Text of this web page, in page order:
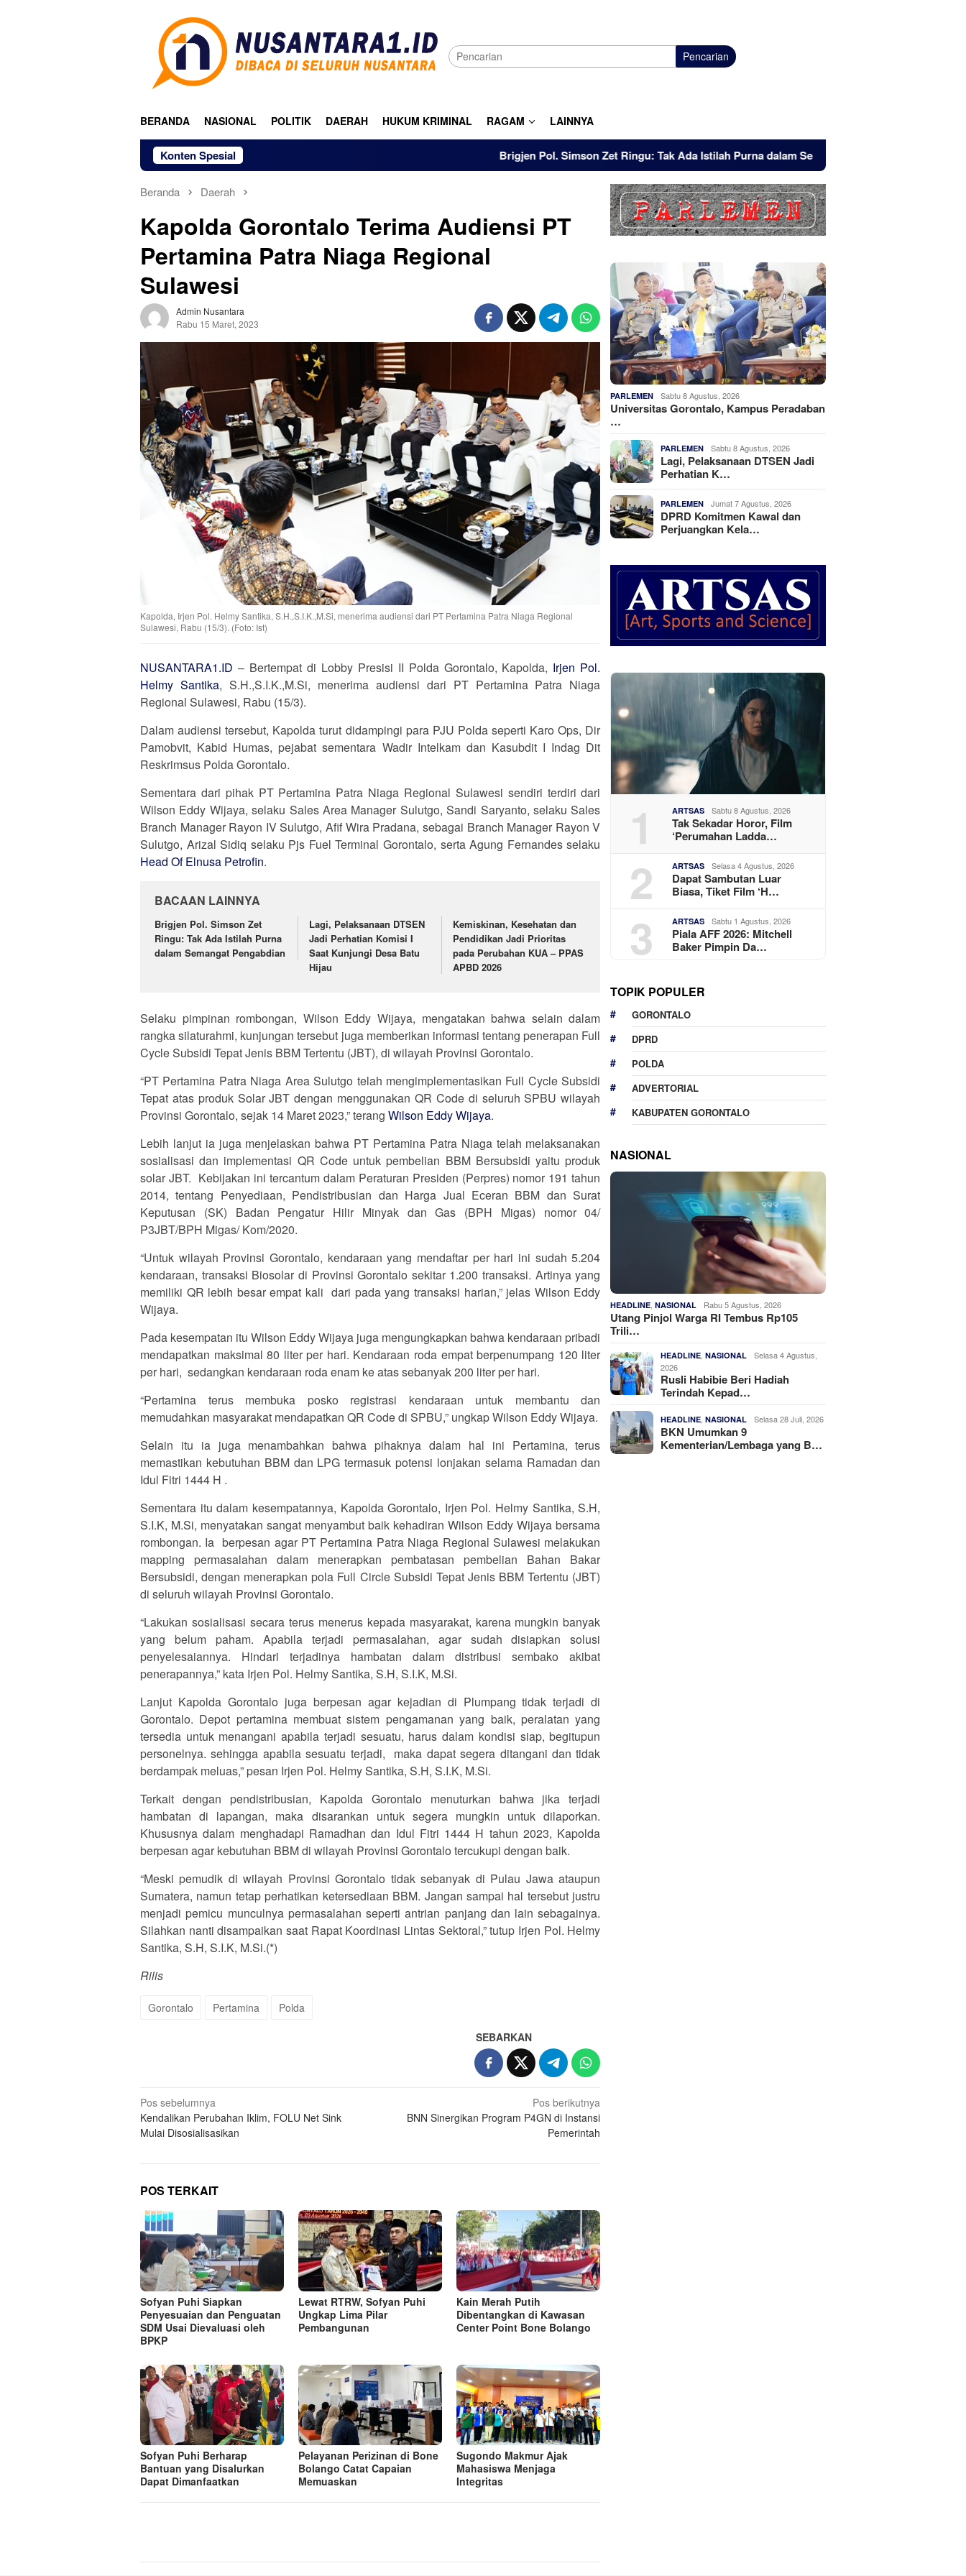
Pencarian
BERANDA NASIONAL POLITIK DAERAH HUKUM KRIMINAL RAGAM LAINNYA
Konten Spesial Brigjen Pol. Simson Zet Ringu: Tak Ada Istilah Purna dalam Semangat Pengabdian
Beranda Daerah
Kapolda Gorontalo Terima Audiensi PT
Pertamina Patra Niaga Regional
Sulawesi
Admin Nusantara
Rabu 15 Maret, 2023
Kapolda, Irjen Pol. Helmy Santika, S.H.,S.I.K.,M.Si, menerima audiensi dari PT Pertamina Patra Niaga Regional
Sulawesi, Rabu (15/3). (Foto: Ist)
NUSANTARA1.ID – Bertempat di Lobby Presisi II Polda Gorontalo, Kapolda, Irjen Pol.
Helmy Santika, S.H.,S.I.K.,M.Si, menerima audiensi dari PT Pertamina Patra Niaga
Regional Sulawesi, Rabu (15/3).
Dalam audiensi tersebut, Kapolda turut didampingi para PJU Polda seperti Karo Ops, Dir
Pamobvit, Kabid Humas, pejabat sementara Wadir Intelkam dan Kasubdit I Indag Dit
Reskrimsus Polda Gorontalo.
Sementara dari pihak PT Pertamina Patra Niaga Regional Sulawesi sendiri terdiri dari
Wilson Eddy Wijaya, selaku Sales Area Manager Sulutgo, Sandi Saryanto, selaku Sales
Branch Manager Rayon IV Sulutgo, Afif Wira Pradana, sebagai Branch Manager Rayon V
Sulutgo, Arizal Sidiq selaku Pjs Fuel Terminal Gorontalo, serta Agung Fernandes selaku
Head Of Elnusa Petrofin.
BACAAN LAINNYA
Brigjen Pol. Simson Zet
Ringu: Tak Ada Istilah Purna
dalam Semangat Pengabdian
Lagi, Pelaksanaan DTSEN
Jadi Perhatian Komisi I
Saat Kunjungi Desa Batu
Hijau
Kemiskinan, Kesehatan dan
Pendidikan Jadi Prioritas
pada Perubahan KUA – PPAS
APBD 2026
Selaku pimpinan rombongan, Wilson Eddy Wijaya, mengatakan bahwa selain dalam
rangka silaturahmi, kunjungan tersebut juga memberikan informasi tentang penerapan Full
Cycle Subsidi Tepat Jenis BBM Tertentu (JBT), di wilayah Provinsi Gorontalo.
“PT Pertamina Patra Niaga Area Sulutgo telah mengimplementasikan Full Cycle Subsidi
Tepat atas produk Solar JBT dengan menggunakan QR Code di seluruh SPBU wilayah
Provinsi Gorontalo, sejak 14 Maret 2023,” terang Wilson Eddy Wijaya.
Lebih lanjut ia juga menjelaskan bahwa PT Pertamina Patra Niaga telah melaksanakan
sosialisasi dan implementasi QR Code untuk pembelian BBM Bersubsidi yaitu produk
solar JBT. Kebijakan ini tercantum dalam Peraturan Presiden (Perpres) nomor 191 tahun
2014, tentang Penyediaan, Pendistribusian dan Harga Jual Eceran BBM dan Surat
Keputusan (SK) Badan Pengatur Hilir Minyak dan Gas (BPH Migas) nomor 04/
P3JBT/BPH Migas/ Kom/2020.
“Untuk wilayah Provinsi Gorontalo, kendaraan yang mendaftar per hari ini sudah 5.204
kendaraan, transaksi Biosolar di Provinsi Gorontalo sekitar 1.200 transaksi. Artinya yang
memiliki QR lebih besar empat kali dari pada yang transaksi harian,” jelas Wilson Eddy
Wijaya.
Pada kesempatan itu Wilson Eddy Wijaya juga mengungkapkan bahwa kendaraan pribadi
mendapatkan maksimal 80 liter per hari. Kendaraan roda empat berpenumpang 120 liter
per hari, sedangkan kendaraan roda enam ke atas sebanyak 200 liter per hari.
“Pertamina terus membuka posko registrasi kendaraan untuk membantu dan
memudahkan masyarakat mendapatkan QR Code di SPBU,” ungkap Wilson Eddy Wijaya.
Selain itu ia juga menambahkan bahwa pihaknya dalam hal ini Pertamina, terus
memastikan kebutuhan BBM dan LPG termasuk potensi lonjakan selama Ramadan dan
Idul Fitri 1444 H .
Sementara itu dalam kesempatannya, Kapolda Gorontalo, Irjen Pol. Helmy Santika, S.H,
S.I.K, M.Si, menyatakan sangat menyambut baik kehadiran Wilson Eddy Wijaya bersama
rombongan. Ia berpesan agar PT Pertamina Patra Niaga Regional Sulawesi melakukan
mapping permasalahan dalam menerapkan pembatasan pembelian Bahan Bakar
Bersubsidi, dengan menerapkan pola Full Circle Subsidi Tepat Jenis BBM Tertentu (JBT)
di seluruh wilayah Provinsi Gorontalo.
“Lakukan sosialisasi secara terus menerus kepada masyarakat, karena mungkin banyak
yang belum paham. Apabila terjadi permasalahan, agar sudah disiapkan solusi
penyelesaiannya. Hindari terjadinya hambatan dalam distribusi sembako akibat
penerapannya,” kata Irjen Pol. Helmy Santika, S.H, S.I.K, M.Si.
Lanjut Kapolda Gorontalo juga berpesan agar kejadian di Plumpang tidak terjadi di
Gorontalo. Depot pertamina membuat sistem pengamanan yang baik, peralatan yang
tersedia untuk menangani apabila terjadi sesuatu, harus dalam kondisi siap, begitupun
personelnya. sehingga apabila sesuatu terjadi, maka dapat segera ditangani dan tidak
berdampak meluas,” pesan Irjen Pol. Helmy Santika, S.H, S.I.K, M.Si.
Terkait dengan pendistribusian, Kapolda Gorontalo menuturkan bahwa jika terjadi
hambatan di lapangan, maka disarankan untuk segera mungkin untuk dilaporkan.
Khususnya dalam menghadapi Ramadhan dan Idul Fitri 1444 H tahun 2023, Kapolda
berpesan agar kebutuhan BBM di wilayah Provinsi Gorontalo tercukupi dengan baik.
“Meski pemudik di wilayah Provinsi Gorontalo tidak sebanyak di Pulau Jawa ataupun
Sumatera, namun tetap perhatikan ketersediaan BBM. Jangan sampai hal tersebut justru
menjadi pemicu munculnya permasalahan seperti antrian panjang dan lain sebagainya.
Silahkan nanti disampaikan saat Rapat Koordinasi Lintas Sektoral,” tutup Irjen Pol. Helmy
Santika, S.H, S.I.K, M.Si.(*)
Rilis
Gorontalo Pertamina Polda
SEBARKAN
Navigasi
pos
Pos sebelumnya
Kendalikan Perubahan Iklim, FOLU Net Sink
Mulai Disosialisasikan
Pos berikutnya
BNN Sinergikan Program P4GN di Instansi
Pemerintah
POS TERKAIT
Sofyan Puhi Siapkan
Penyesuaian dan Penguatan
SDM Usai Dievaluasi oleh
BPKP
Lewat RTRW, Sofyan Puhi
Ungkap Lima Pilar
Pembangunan
Kain Merah Putih
Dibentangkan di Kawasan
Center Point Bone Bolango
Sofyan Puhi Berharap
Bantuan yang Disalurkan
Dapat Dimanfaatkan
Pelayanan Perizinan di Bone
Bolango Catat Capaian
Memuaskan
Sugondo Makmur Ajak
Mahasiswa Menjaga
Integritas
PARLEMEN Sabtu 8 Agustus, 2026
Universitas Gorontalo, Kampus Peradaban
…
PARLEMEN Sabtu 8 Agustus, 2026
Lagi, Pelaksanaan DTSEN Jadi
Perhatian K…
PARLEMEN Jumat 7 Agustus, 2026
DPRD Komitmen Kawal dan
Perjuangkan Kela…
1 ARTSAS Sabtu 8 Agustus, 2026
Tak Sekadar Horor, Film
‘Perumahan Ladda…
2 ARTSAS Selasa 4 Agustus, 2026
Dapat Sambutan Luar
Biasa, Tiket Film ‘H…
3 ARTSAS Sabtu 1 Agustus, 2026
Piala AFF 2026: Mitchell
Baker Pimpin Da…
TOPIK POPULER
GORONTALO
DPRD
POLDA
ADVERTORIAL
KABUPATEN GORONTALO
NASIONAL
HEADLINE ,NASIONAL Rabu 5 Agustus, 2026
Utang Pinjol Warga RI Tembus Rp105
Trili…
HEADLINE ,NASIONAL
Selasa 4 Agustus,
2026
Rusli Habibie Beri Hadiah
Terindah Kepad…
HEADLINE ,NASIONAL Selasa 28 Juli, 2026
BKN Umumkan 9
Kementerian/Lembaga yang B…